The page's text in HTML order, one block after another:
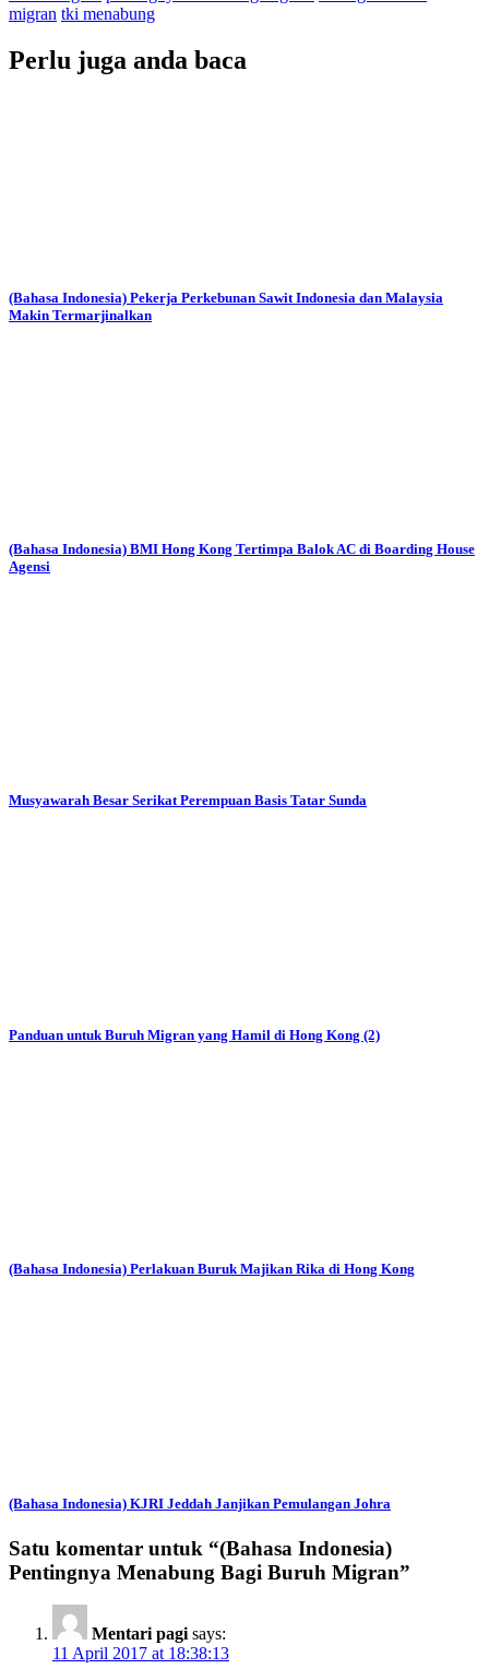
migran tki menabung
Perlu juga anda baca
(Bahasa Indonesia) Pekerja Perkebunan Sawit Indonesia dan Malaysia
Makin Termarjinalkan
(Bahasa Indonesia) BMI Hong Kong Tertimpa Balok AC di Boarding House
Agensi
Musyawarah Besar Serikat Perempuan Basis Tatar Sunda
Panduan untuk Buruh Migran yang Hamil di Hong Kong (2)
(Bahasa Indonesia) Perlakuan Buruk Majikan Rika di Hong Kong
(Bahasa Indonesia) KJRI Jeddah Janjikan Pemulangan Johra
Satu komentar untuk “(Bahasa Indonesia)
Pentingnya Menabung Bagi Buruh Migran”
Mentari pagi says:
11 April 2017 at 18:38:13